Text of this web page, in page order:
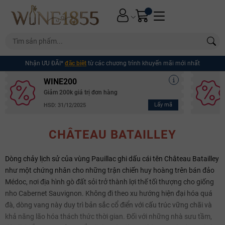
Nhận ƯU ĐÃI* đặc biệt từ các chương trình khuyến mãi mới nhất
WINE200
Giảm 200k giá trị đơn hàng
HSD: 31/12/2025 Lấy mã
CHÂTEAU BATAILLEY
Dòng chảy lịch sử của vùng Pauillac ghi dấu cái tên Château Batailley
như một chứng nhân cho những trận chiến huy hoàng trên bán đảo
Médoc, nơi địa hình gò đất sỏi trở thành lợi thế tối thượng cho giống
nho Cabernet Sauvignon. Không đi theo xu hướng hiện đại hóa quá
đà, dòng vang này duy trì bản sắc cổ điển với cấu trúc vững chãi và
khả năng lão hóa thách thức thời gian. Đối với những nhà sưu tầm,